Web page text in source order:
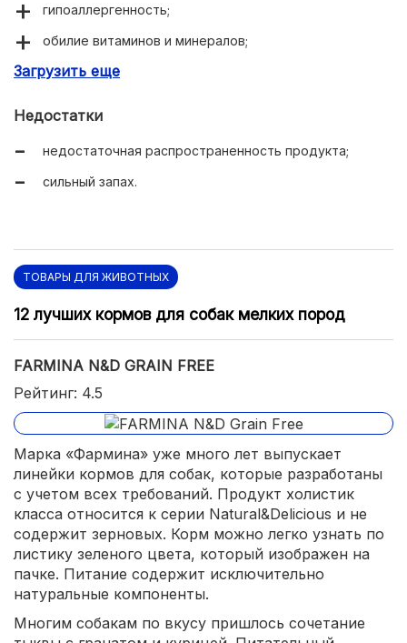
гипоаллергенность;
обилие витаминов и минералов;
удобная упаковка;
Загрузить еще
Недостатки
недостаточная распространенность продукта;
сильный запах.
ТОВАРЫ ДЛЯ ЖИВОТНЫХ
12 лучших кормов для собак мелких пород
FARMINA N&D GRAIN FREE
Рейтинг: 4.5
Марка «Фармина» уже много лет выпускает
линейки кормов для собак, которые разработаны
с учетом всех требований. Продукт холистик
класса относится к серии Natural&Delicious и не
содержит зерновых. Корм можно легко узнать по
листику зеленого цвета, который изображен на
пачке. Питание содержит исключительно
натуральные компоненты.
Многим собакам по вкусу пришлось сочетание